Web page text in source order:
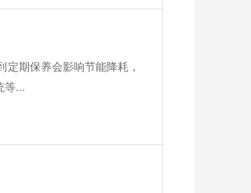
期保养会影响节能降耗，
等...